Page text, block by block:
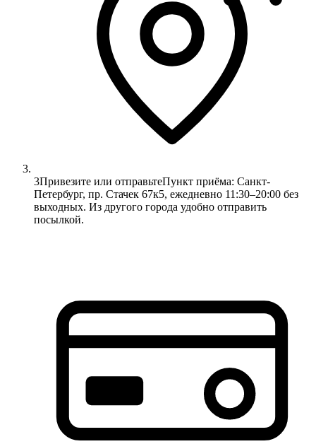
3Привезите или отправьтеПункт приёма: Санкт-
Петербург, пр. Стачек 67к5, ежедневно 11:30–20:00 без
выходных. Из другого города удобно отправить
посылкой.